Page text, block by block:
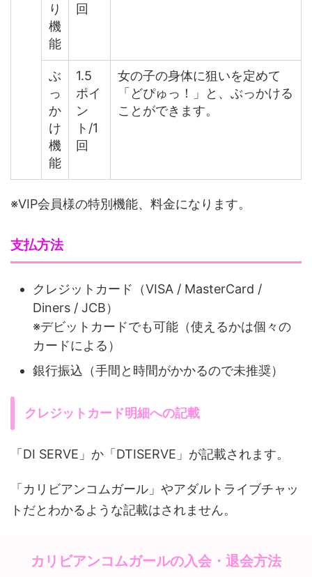
り
機
能
回
ぶ
っ
か
け
機
能
1.5
ポイ
ン
ト/1
回
女の子の身体に狙いを定めて
「どぴゅっ！」と、ぶっかける
ことができます。
※VIP会員様の特別機能、料金になります。
支払方法
クレジットカード（VISA / MasterCard /
Diners / JCB）
※デビットカードでも可能（使えるかは個々の
カードによる）
銀行振込（手間と時間がかかるので未推奨）
クレジットカード明細への記載
「DI SERVE」か「DTISERVE」が記載されます。
「カリビアンコムガール」やアダルトライブチャッ
トだとわかるような記載はされません。
カリビアンコムガールの入会・退会方法